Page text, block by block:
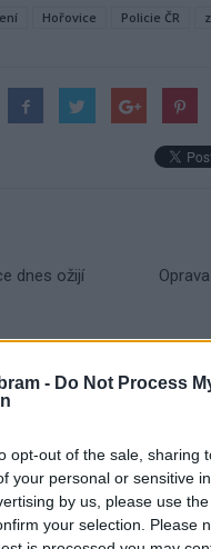
- Do Not Process
opt-out of the sale, sharing
your personal or sensitive
by us, please use
your selection. Please
Hořovice Policie ČR
dnes ožijí
Vykradených aut na
Policie připomíná: